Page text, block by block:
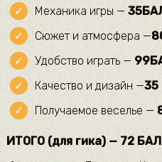
Механика игры — 35
Сюжет и атмосфера —
Удобство играть — 99
Качество и дизайн —35
Получаемое веселье —
ИТОГО (для гика) — 72